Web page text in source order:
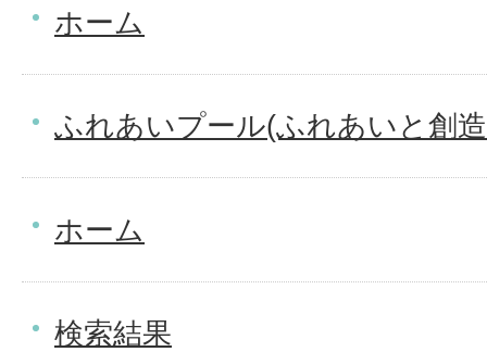
ホーム
ふれあいプール(ふれあいと創
ホーム
検索結果